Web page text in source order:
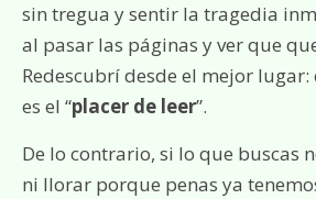
sin tregua y sentir la tragedia
al pasar las páginas y ver que
Redescubrí desde el mejor lugar:
es el “placer de leer”.
De lo contrario, si lo que buscas
ni llorar porque penas ya